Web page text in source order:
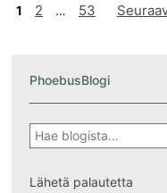
Artikkelien
1 2 … 53
PhoebusBlogi
Lähetä palautetta